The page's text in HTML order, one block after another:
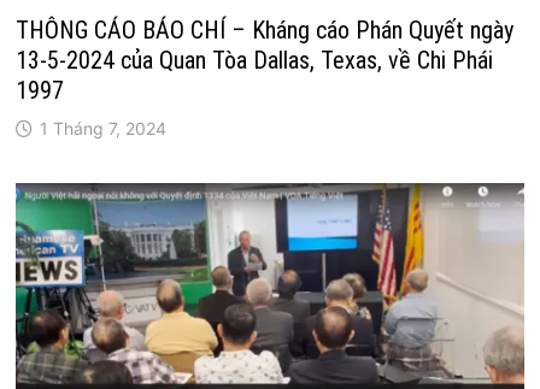
THÔNG CÁO BÁO CHÍ – Kháng cáo Phán Quyết ngày
13-5-2024 của Quan Tòa Dallas, Texas, về Chi Phái
1997
1 Tháng 7, 2024